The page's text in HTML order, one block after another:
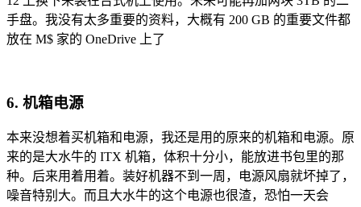
手盘。我没有太多重要的资料，大概有 200 GB 的重要文件都
放在 M$ 家的 OneDrive 上了
6. 机箱电源
本来没想着买机箱和电源，我还是用的原来的机箱和电源。原
来的是大水牛的 ITX 机箱，体积十分小，能放进书包里的那
种。后来用着用着。装好机器不到一周，电源风扇就坏掉了，
噪音特别大。而且大水牛的这个电源也很渣，恐怕一天会